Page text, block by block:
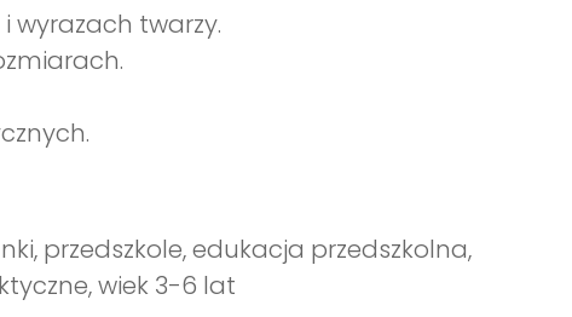
wyrazach twarzy.
przedszkole, edukacja przedszkolna,
wiek 3-6 lat